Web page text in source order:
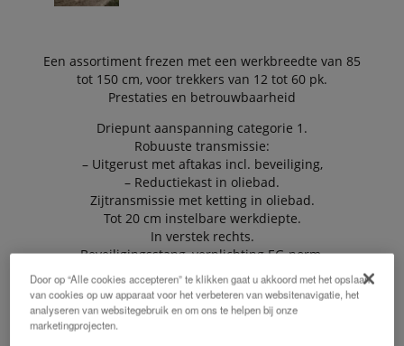
Een assortiment frezen met een werkbreedte van 85
tot 150 cm, voor trekkers van 12 tot 60 pk.
Prestaties en betrouwbaarheid
Driepunt aanspanning categorie 1.
Robuuste transmissie:
– Uitgerust met aftakas incl. beveiliging,
– Reductiekast in oliebad.
Zijtransmissie met ketting in oliebad.
Tot 20 cm instelbare werkdiepte.
In verstek rechts.
Beveiligingsstang, verplichting EG-norm.
EEN OFFERTE AANVRAGEN
Door op “Alle cookies accepteren” te klikken gaat u akkoord met het opslaan
van cookies op uw apparaat voor het verbeteren van websitenavigatie, het
analyseren van websitegebruik en om ons te helpen bij onze
marketingprojecten.